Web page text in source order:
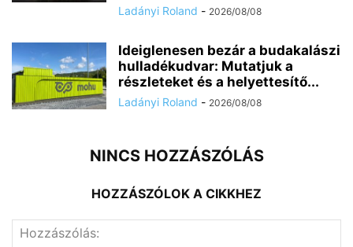
Ladányi Roland - 2026/08/08
Ideiglenesen bezár a budakalászi
hulladékudvar: Mutatjuk a
részleteket és a helyettesítő...
Ladányi Roland - 2026/08/08
NINCS HOZZÁSZÓLÁS
HOZZÁSZÓLOK A CIKKHEZ